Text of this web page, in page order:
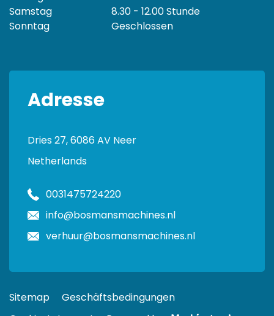
Samstag
8.30 - 12.00 Stunde
Sonntag
Geschlossen
Adresse
Dries 27, 6086 AV Neer
Netherlands
0031475724220
info@bosmansmachines.nl
verhuur@bosmansmachines.nl
Sitemap
Geschäftsbedingungen